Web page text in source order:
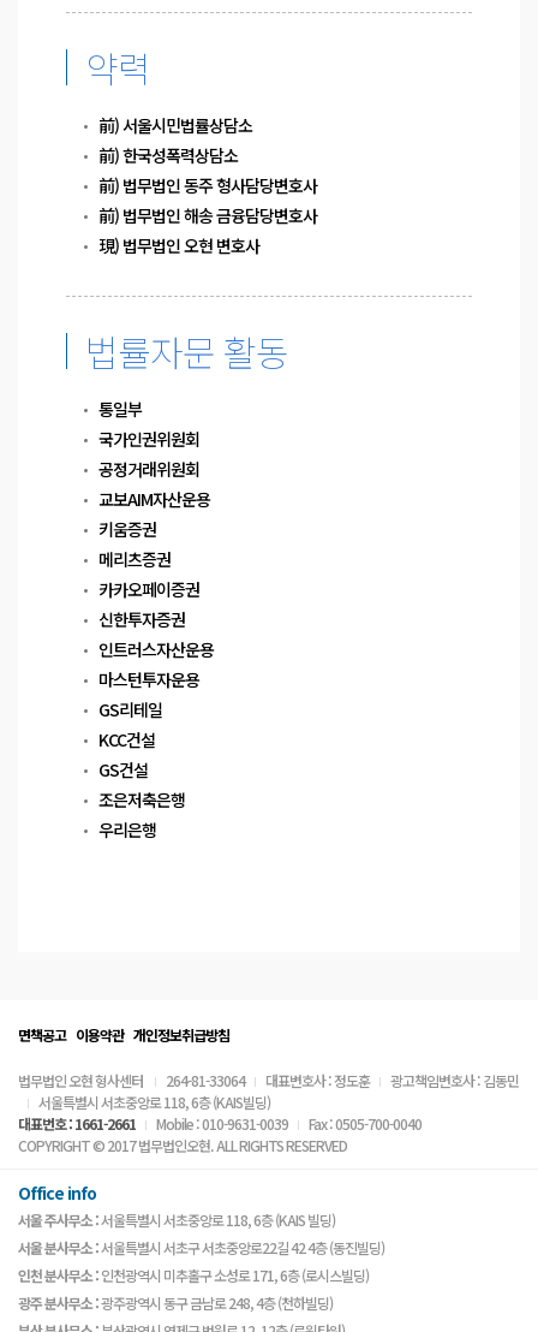
약력
前) 서울시민법률상담소
前) 한국성폭력상담소
前) 법무법인 동주 형사담당변호사
前) 법무법인 해송 금융담당변호사
現) 법무법인 오현 변호사
법률자문 활동
통일부
국가인권위원회
공정거래위원회
교보AIM자산운용
키움증권
메리츠증권
카카오페이증권
신한투자증권
인트러스자산운용
마스턴투자운용
GS리테일
KCC건설
GS건설
조은저축은행
우리은행
면책공고 이용약관 개인정보취급방침
법무법인 오현 형사센터 264-81-33064 대표변호사 : 정도훈
광고책임변호사 : 김동민
서울특별시 서초중앙로 118, 6층 (KAIS빌딩)
대표번호 : 1661-2661
Mobile : 010-9631-0039
Fax : 0505-700-0040
COPYRIGHT © 2017 법무법인오현. ALL RIGHTS RESERVED
Office info
서울 주사무소 :서울특별시 서초중앙로 118, 6층 (KAIS 빌딩)
서울 분사무소 :서울특별시 서초구 서초중앙로22길 42 4층 (동진빌딩)
인천 분사무소 :인천광역시 미추홀구 소성로 171, 6층 (로시스빌딩)
광주 분사무소 :광주광역시 동구 금남로 248, 4층 (천하빌딩)